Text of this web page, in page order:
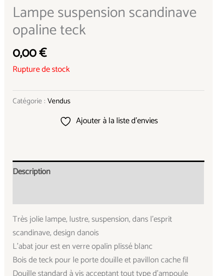
Lampe suspension scandinave
opaline teck
0,00€
Rupture de stock
Catégorie :Vendus
Ajouter à la liste d’envies
Description
Très jolie lampe, lustre, suspension, dans l’esprit
scandinave, design danois
L’abat jour est en verre opalin plissé blanc
Bois de teck pour le porte douille et pavillon cache fil